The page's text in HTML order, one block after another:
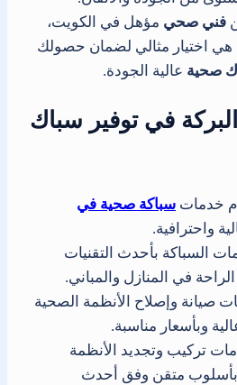
فني صحي مؤهل في الكويت،
هي اختيار مثالي لضمان حصولك
صحية عالية الجودة.
في توفير سباك
خدمات سباكة صحية في
واحترافية.
السباكة بأحدث التقنيات
في المنازل والمباني.
صيانة وإصلاح الأنظمة الصحية
وبأسعار مناسبة.
تركيب وتجديد الأنظمة
بأسلوب متقن وفق أحدث